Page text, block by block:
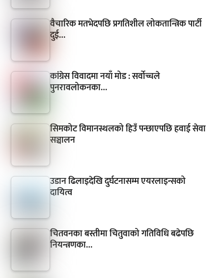
वैचारिक मतभेदपछि प्रगतिशील लोकतान्त्रिक पार्टी
दुई…
कांग्रेस विवादमा नयाँ मोड : सर्वोच्चले
पुनरावलोकनका…
सिमकोट विमानस्थलको हिउँ पन्छाएपछि हवाई सेवा
सञ्चालन
उडान ढिलाइदेखि दुर्घटनासम्म एयरलाइन्सको
दायित्व
चितवनका बस्तीमा चितुवाको गतिविधि बढेपछि
नियन्त्रणका…